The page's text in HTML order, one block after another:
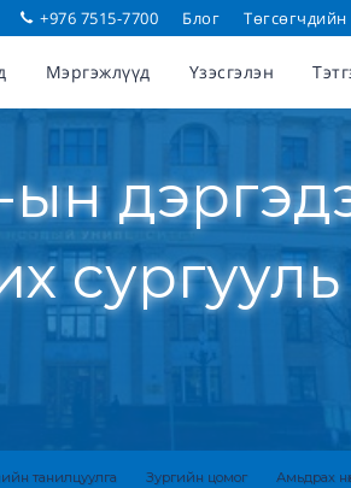
+976 7515-7700 Блог
Мэргэжлүүд Үзэсгэлэн